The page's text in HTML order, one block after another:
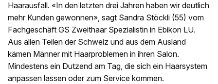
Haarausfall. «In den letzten drei Jahren haben wir deutlich
mehr Kunden gewonnen», sagt Sandra Stöckli (55) vom
Fachgeschäft GS Zweithaar Spezialistin in Ebikon LU.
Aus allen Teilen der Schweiz und aus dem Ausland
kämen Männer mit Haarproblemen in ihren Salon.
Mindestens ein Dutzend am Tag, die sich ein Haarsystem
anpassen lassen oder zum Service kommen.